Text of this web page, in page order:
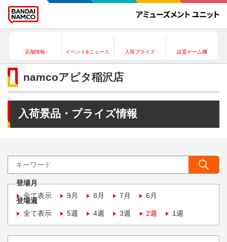
店舗情報 イベント&ニュース 入荷プライズ 設置ゲーム機
namcoアピタ稲沢店
入荷景品・プライズ情報
登場月
全て表示
9月 8月 7月 6月
登場週
全て表示
5週 4週 3週 2週 1週